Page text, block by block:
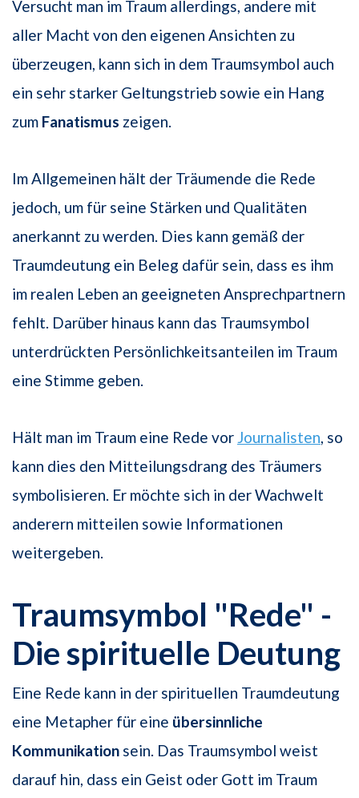
Versucht man im Traum allerdings, andere mit
aller Macht von den eigenen Ansichten zu
überzeugen, kann sich in dem Traumsymbol auch
ein sehr starker Geltungstrieb sowie ein Hang
zum Fanatismus zeigen.
Im Allgemeinen hält der Träumende die Rede
jedoch, um für seine Stärken und Qualitäten
anerkannt zu werden. Dies kann gemäß der
Traumdeutung ein Beleg dafür sein, dass es ihm
im realen Leben an geeigneten Ansprechpartnern
fehlt. Darüber hinaus kann das Traumsymbol
unterdrückten Persönlichkeitsanteilen im Traum
eine Stimme geben.
Hält man im Traum eine Rede vor Journalisten, so
kann dies den Mitteilungsdrang des Träumers
symbolisieren. Er möchte sich in der Wachwelt
anderern mitteilen sowie Informationen
weitergeben.
Traumsymbol "Rede" -
Die spirituelle Deutung
Eine Rede kann in der spirituellen Traumdeutung
eine Metapher für eine übersinnliche
Kommunikation sein. Das Traumsymbol weist
darauf hin, dass ein Geist oder Gott im Traum